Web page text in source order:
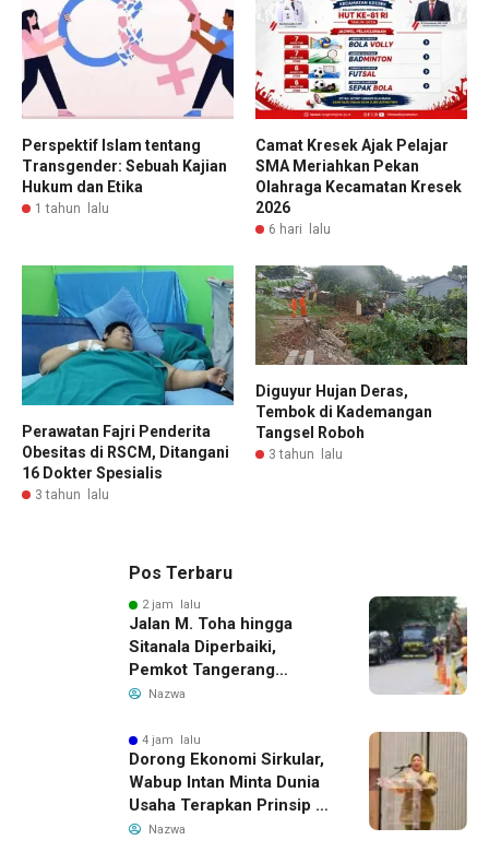
Perspektif Islam tentang
Transgender: Sebuah Kajian
Hukum dan Etika
1 tahun lalu
Camat Kresek Ajak Pelajar
SMA Meriahkan Pekan
Olahraga Kecamatan Kresek
2026
6 hari lalu
Perawatan Fajri Penderita
Obesitas di RSCM, Ditangani
16 Dokter Spesialis
3 tahun lalu
Diguyur Hujan Deras,
Tembok di Kademangan
Tangsel Roboh
3 tahun lalu
Pos Terbaru
2 jam lalu
Jalan M. Toha hingga
Sitanala Diperbaiki,
Pemkot Tangerang
Siapkan Rekayasa Lalu
Nazwa
4 jam lalu
Dorong Ekonomi Sirkular,
Wabup Intan Minta Dunia
Usaha Terapkan Prinsip 3R
dalam Pengelolaan Limbah
Nazwa